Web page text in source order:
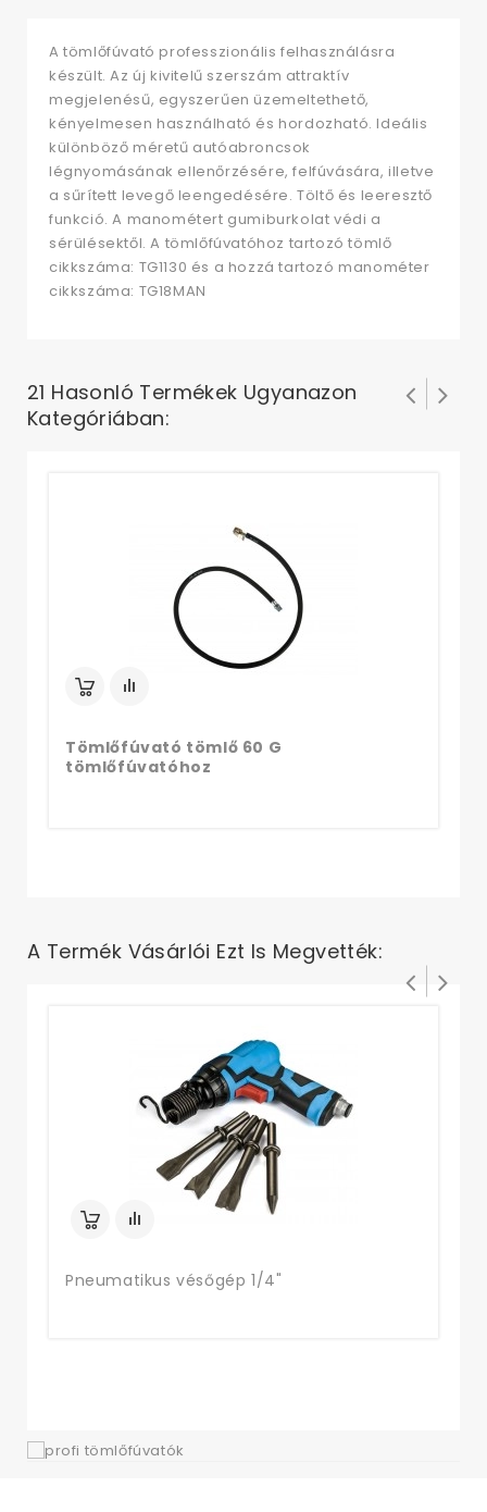
A tömlőfúvató professzionális felhasználásra
készült. Az új kivitelű szerszám attraktív
megjelenésű, egyszerűen üzemeltethető,
kényelmesen használható és hordozható. Ideális
különböző méretű autóabroncsok
légnyomásának ellenőrzésére, felfúvására, illetve
a sűrített levegő leengedésére. Töltő és leeresztő
funkció. A manométert gumiburkolat védi a
sérülésektől. A tömlőfúvatóhoz tartozó tömlő
cikkszáma: TG1130 és a hozzá tartozó manométer
cikkszáma: TG18MAN
21 Hasonló Termékek Ugyanazon
Kategóriában:
Tömlőfúvató tömlő 60 G
tömlőfúvatóhoz
A Termék Vásárlói Ezt Is Megvették:
Pneumatikus vésőgép 1/4"